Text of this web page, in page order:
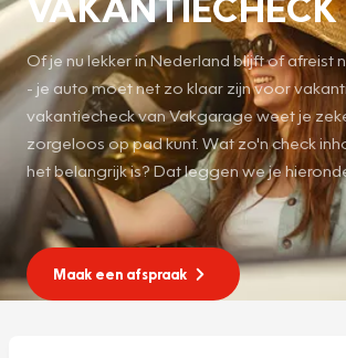
Of je nu lekker in Nederland blijft of afreist
- je auto moet net zo klaar zijn voor
vakantiecheck van Vakgarage weet je
zorgeloos op pad kunt. Wat zo'n check
het belangrijk is? Dat leggen we je
Maak een afspraak